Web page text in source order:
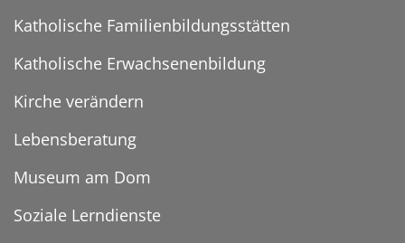
Katholische Familienbildungsstätten
Katholische Erwachsenenbildung
Kirche verändern
Lebensberatung
Museum am Dom
Soziale Lerndienste